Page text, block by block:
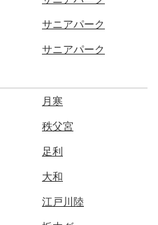
サニアパーク
サニアパーク
月寒
秩父宮
足利
大和
江戸川陸